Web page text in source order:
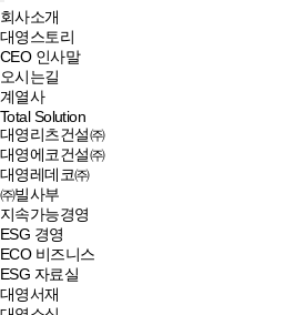
회사소개
대영스토리
CEO 인사말
오시는길
계열사
Total Solution
대영리츠건설㈜
대영에코건설㈜
대영레데코㈜
㈜빌사부
지속가능경영
ESG 경영
ECO 비즈니스
ESG 자료실
대영서재